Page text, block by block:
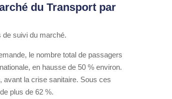
du Transport par
de suivi du marché.
le nombre total de passagers
en hausse de 50 % environ.
avant la crise sanitaire. Sous ces
plus de 62 %.